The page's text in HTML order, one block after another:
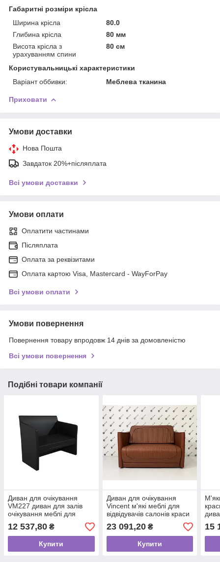
Габаритні розміри крісла
Ширина крісла
80.0
Глибина крісла
80 мм
Висота крісла з
урахуванням спини
80 см
Користувальницькі характеристики
Варіант оббивки:
Меблева тканина
Приховати
Умови доставки
Нова Пошта
Завдаток 20%+післяплата
Всі умови доставки
Умови оплати
Оплатити частинами
Післяплата
Оплата за реквізитами
Оплата картою Visa, Mastercard - WayForPay
Всі умови оплати
Умови повернення
Повернення товару впродовж 14 днів за домовленістю
Всі умови повернення
Подібні товари компанії
Диван для очікування
VM227 диван для залів
очікування меблі для
відвідувачів офісу салону
краси готелі
12 537,80 ₴
Купити
Диван для очікування
Vincent м'які меблі для
відвідувачів салонів краси
офісів ресторанів VM243
23 091,20₴
Купити
15